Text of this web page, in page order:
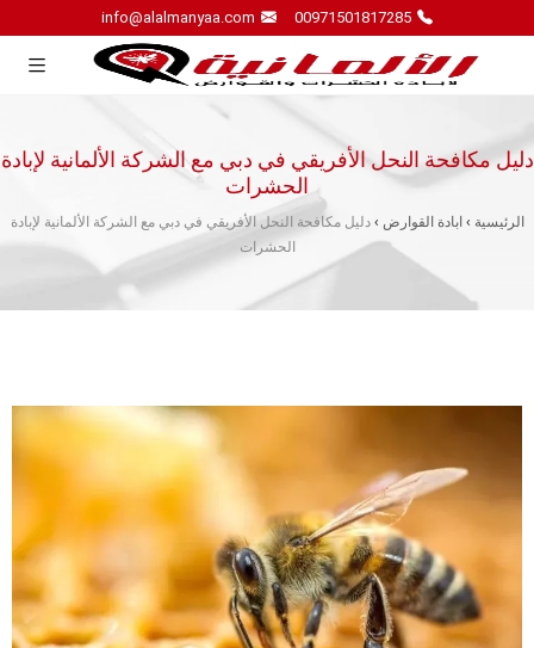
00971501817285
info@alalmanyaa.com
دليل مكافحة النحل الأفريقي في دبي مع الشركة الألمانية لإبادة
الحشرات
الرئيسية ›ابادة القوارض ›دليل مكافحة النحل الأفريقي في دبي مع الشركة الألمانية لإبادة
الحشرات